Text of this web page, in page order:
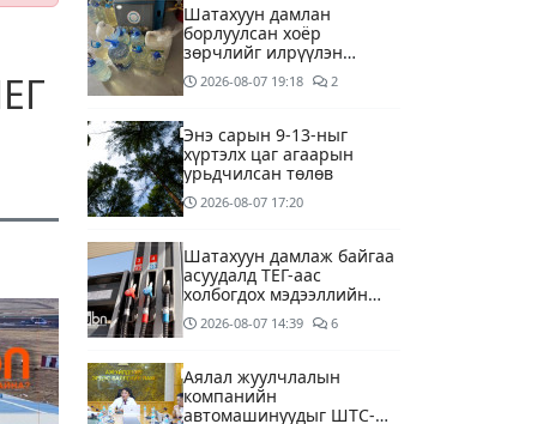
Шатахуун дамлан
борлуулсан хоёр
зөрчлийг илрүүлэн
шалгаж байна
2026-08-07 19:18 2
Энэ сарын 9-13-ныг
хүртэлх цаг агаарын
урьдчилсан төлөв
2026-08-07 17:20
Шатахуун дамлаж байгаа
асуудалд ТЕГ-аас
холбогдох мэдээллийн
дагуу шалгалтын
ажиллагааг эрчимжүүлж
2026-08-07 14:39 6
Аялал жуулчлалын
компанийн
автомашинуудыг ШТС-